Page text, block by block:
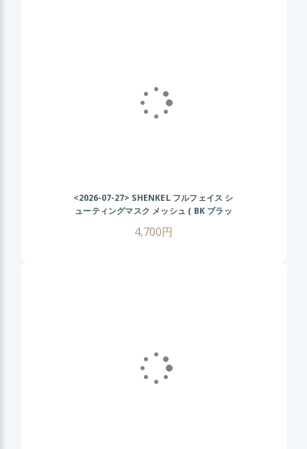
<2026-07-27> SHENKEL フルフェイス シ
ューティングマスク メッシュ ( BK ブラッ
ク ) フェイスガード サバゲー サバイバルゲ
ーム コスプレ
4,700円